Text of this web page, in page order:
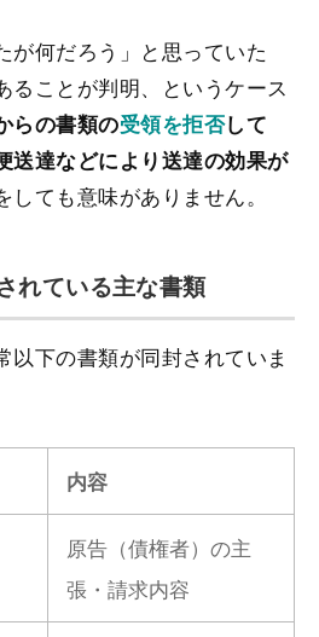
が何だろう」と思っていた
ることが判明、というケース
らの書類の受領を拒否して
送達などにより送達の効果が
しても意味がありません。
れている主な書類
以下の書類が同封されていま
内容
原告（債権者）の主
張・請求内容